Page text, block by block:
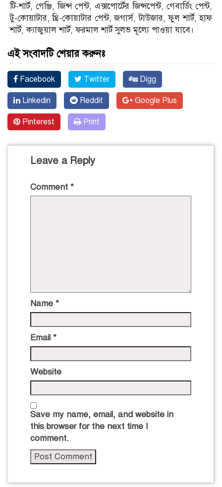
টি-শার্ট, গেঞ্জি, জিন্স পেন্ট, এক্সপোর্টের জিন্সপেন্ট, গেবার্ডিং পেন্ট,
টু-কোয়াটার, থ্রি-কোয়াটার পেন্ট, জগার্স, টাউজার, ফুল শার্ট, হাফ
শার্ট, ক্যাজুয়াল শার্ট, ফরমাল শার্ট সুলভ মূল্যে পাওয়া যাবে।
এই সংবাদটি শেয়ার করুনঃ
Facebook Twitter Digg
Linkedin Reddit Google Plus
Pinterest Print
Leave a Reply
Comment *
Name *
Email *
Website
Save my name, email, and website in
this browser for the next time I
comment.